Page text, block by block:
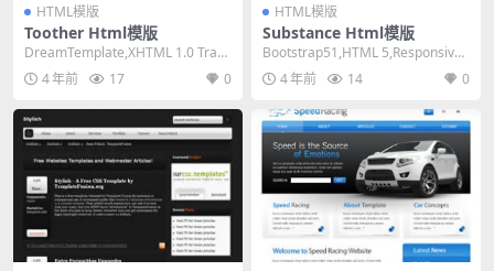
HTML模版
Toother Html模版
DreamTemplate,XHTML 1.0 Trans
itional,Fix...
4 年前 17 0
HTML模版
Substance Html模版
Bootstrap51,HTML 5,Responsive,
Mixed Col...
4 年前 14 0